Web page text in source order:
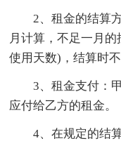
2、租金的结算方
月计算，不足一月
使用天数)，结算时
3、租金支付：甲
应付给乙方的租金。
4、在规定的结算